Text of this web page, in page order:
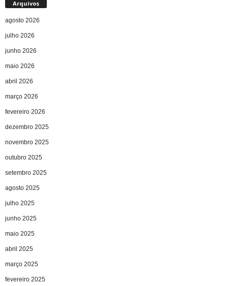
Arquivos
agosto 2026
julho 2026
junho 2026
maio 2026
abril 2026
março 2026
fevereiro 2026
dezembro 2025
novembro 2025
outubro 2025
setembro 2025
agosto 2025
julho 2025
junho 2025
maio 2025
abril 2025
março 2025
fevereiro 2025